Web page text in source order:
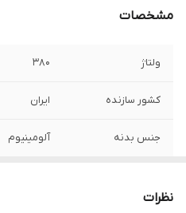
مشخصات
ولتاژ ۳۸۰
کشور سازنده ایران
جنس بدنه آلومینیوم
نظرات